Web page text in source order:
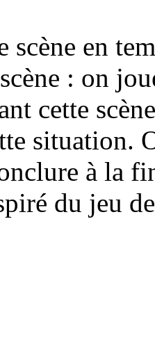
scène en
: on
cette
situation.
à la
du jeu